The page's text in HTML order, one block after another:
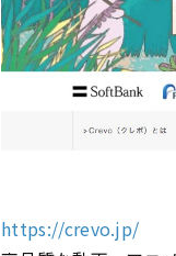
https://crevo.jp/